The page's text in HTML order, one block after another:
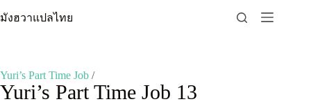
to
มังฮวาแปลไทย
Yuri’s Part Time Job /
Yuri’s Part Time Job 13